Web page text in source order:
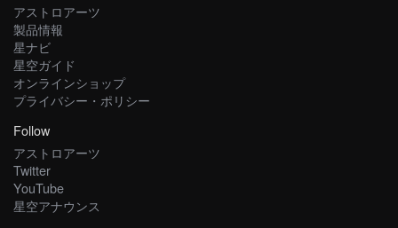
アストロアーツ
製品情報
星ナビ
星空ガイド
オンラインショップ
プライバシー・ポリシー
Follow
アストロアーツ
Twitter
YouTube
星空アナウンス